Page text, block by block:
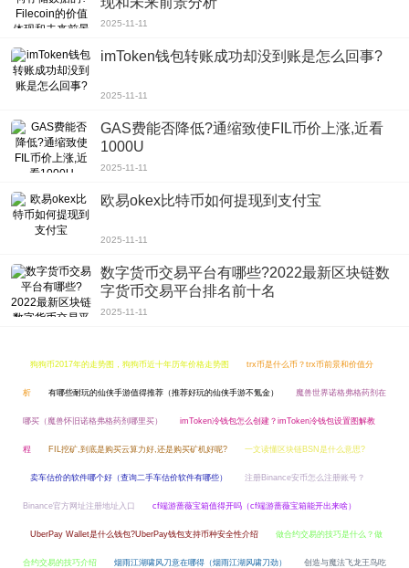
2025-11-11
imToken钱包转账成功却没到账是怎么回事?
2025-11-11
GAS费能否降低?通缩致使FIL币价上涨,近看
1000U
2025-11-11
欧易okex比特币如何提现到支付宝
2025-11-11
数字货币交易平台有哪些?2022最新区块链数
字货币交易平台排名前十名
2025-11-11
狗狗币2017年的走势图，狗狗币近十年历年价格走势图 trx币是什么币？trx币前景和价值分
析 有哪些耐玩的仙侠手游值得推荐（推荐好玩的仙侠手游不氪金） 魔兽世界诺格弗格药剂在
哪买（魔兽怀旧诺格弗格药剂哪里买） imToken冷钱包怎么创建？imToken冷钱包设置图解教
程 FIL挖矿,到底是购买云算力好,还是购买矿机好呢? 一文读懂区块链BSN是什么意思?
卖车估价的软件哪个好（查询二手车估价软件有哪些） 注册Binance安币怎么注册账号？
Binance官方网址注册地址入口 cf端游蔷薇宝箱值得开吗（cf端游蔷薇宝箱能开出来啥）
UberPay Wallet是什么钱包?UberPay钱包支持币种安全性介绍 做合约交易的技巧是什么？做
合约交易的技巧介绍 烟雨江湖啸风刀意在哪得（烟雨江湖风啸刀劲） 创造与魔法飞龙王鸟吃